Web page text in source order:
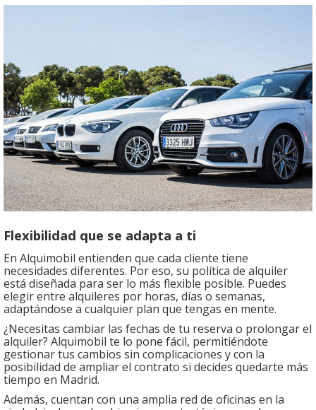
Flexibilidad que se adapta a ti
En Alquimobil entienden que cada cliente tiene
necesidades diferentes. Por eso, su política de alquiler
está diseñada para ser lo más flexible posible. Puedes
elegir entre alquileres por horas, días o semanas,
adaptándose a cualquier plan que tengas en mente.
¿Necesitas cambiar las fechas de tu reserva o prolongar el
alquiler? Alquimobil te lo pone fácil, permitiéndote
gestionar tus cambios sin complicaciones y con la
posibilidad de ampliar el contrato si decides quedarte más
tiempo en Madrid.
Además, cuentan con una amplia red de oficinas en la